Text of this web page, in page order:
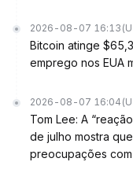
2026-08-07 16:13
Bitcoin atinge
emprego nos EUA
2026-08-07 16:04
Tom Lee: A
de julho mostra
preocupações